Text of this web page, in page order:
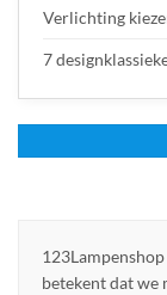
Verlichting
7
betekent dat we